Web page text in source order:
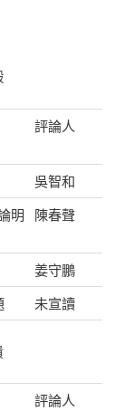
評論人
吳智和
明
陳春聲
姜守鵬
未宣讀
評論人